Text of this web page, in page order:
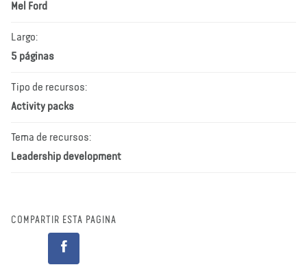
Mel Ford
Largo:
5 páginas
Tipo de recursos:
Activity packs
Tema de recursos:
Leadership development
COMPARTIR ESTA PÁGINA